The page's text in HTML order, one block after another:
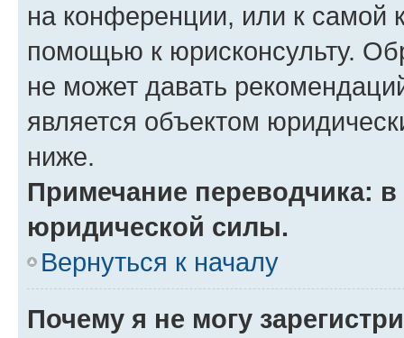
на конференции, или к самой
помощью к юрисконсульту.
не может давать
является объектом
ниже.
Примечание переводчика:
юридической силы.
Вернуться к началу
Почему я не могу